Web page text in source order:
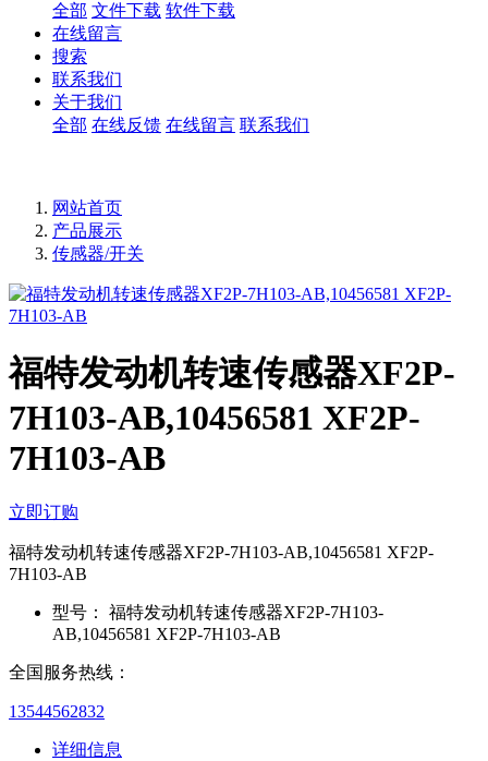
全部 文件下载 软件下载
在线留言
搜索
联系我们
关于我们
全部 在线反馈 在线留言 联系我们
网站首页
产品展示
传感器/开关
福特发动机转速传感器XF2P-
7H103-AB,10456581 XF2P-
7H103-AB
立即订购
福特发动机转速传感器XF2P-7H103-AB,10456581 XF2P-
7H103-AB
型号：
福特发动机转速传感器XF2P-7H103-
AB,10456581 XF2P-7H103-AB
全国服务热线：
13544562832
详细信息